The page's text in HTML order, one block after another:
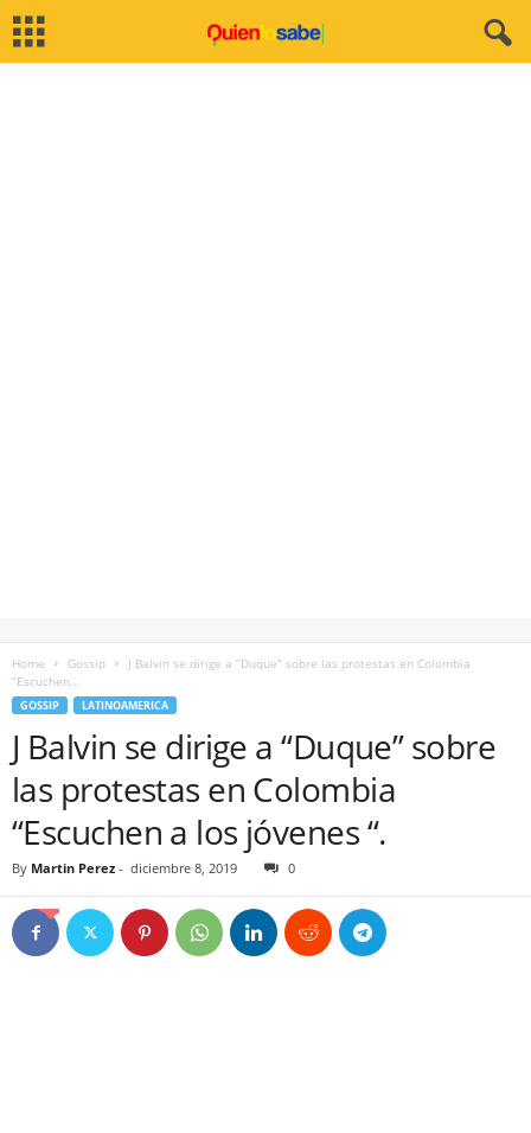
Home Gossip
J Balvin se dirige a “Duque” sobre las protestas en Colombia
“Escuchen...
GOSSIP LATINOAMERICA
J Balvin se dirige a “Duque” sobre
las protestas en Colombia
“Escuchen a los jóvenes “.
By Martin Perez - diciembre 8, 2019 0